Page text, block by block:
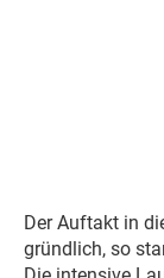
Der Auftakt in
gründlich, so